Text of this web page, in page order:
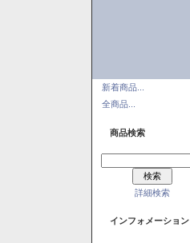
新着商品...
全商品...
商品検索
詳細検索
インフォメーション